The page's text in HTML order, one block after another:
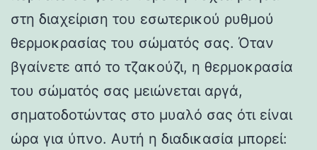
στη διαχείριση του εσωτερικού ρυθμού
θερμοκρασίας του σώματός σας. Όταν
βγαίνετε από το τζακούζι, η θερμοκρασία
του σώματός σας μειώνεται αργά,
σηματοδοτώντας στο μυαλό σας ότι είναι
ώρα για ύπνο. Αυτή η διαδικασία μπορεί: